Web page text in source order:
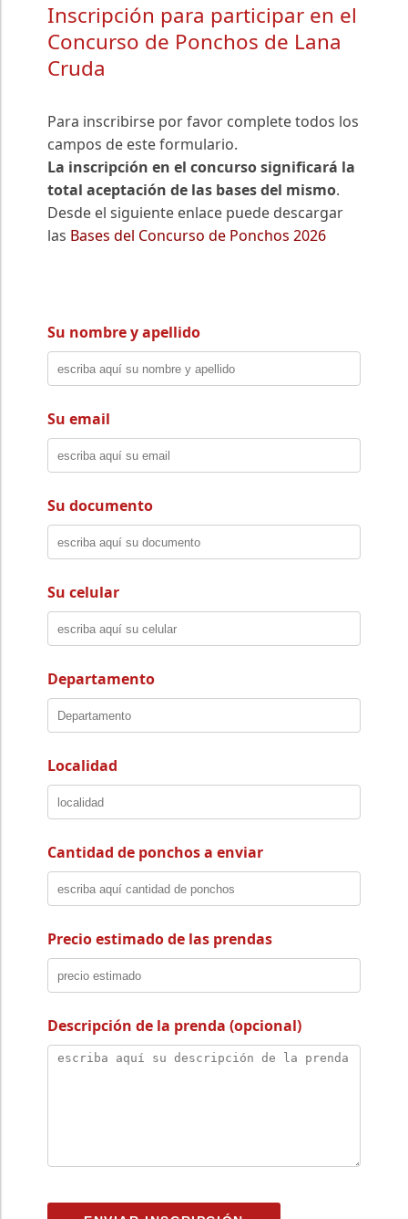
Inscripción para participar en el
Concurso de Ponchos de Lana
Cruda
Para inscribirse por favor complete todos los
campos de este formulario.
La inscripción en el concurso significará la
total aceptación de las bases del mismo.
Desde el siguiente enlace puede descargar
las Bases del Concurso de Ponchos 2026
Su nombre y apellido
Su email
Su documento
Su celular
Departamento
Localidad
Cantidad de ponchos a enviar
Precio estimado de las prendas
Descripción de la prenda (opcional)